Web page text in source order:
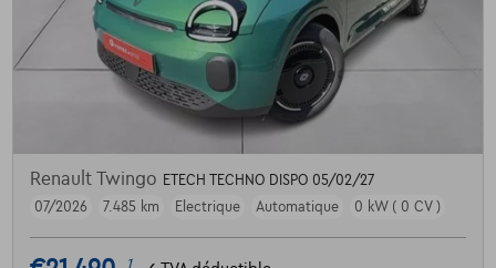
Renault Twingo ETECH TECHNO DISPO 05/02/27
07/2026
7.485 km Electrique Automatique 0 kW ( 0 CV )
1